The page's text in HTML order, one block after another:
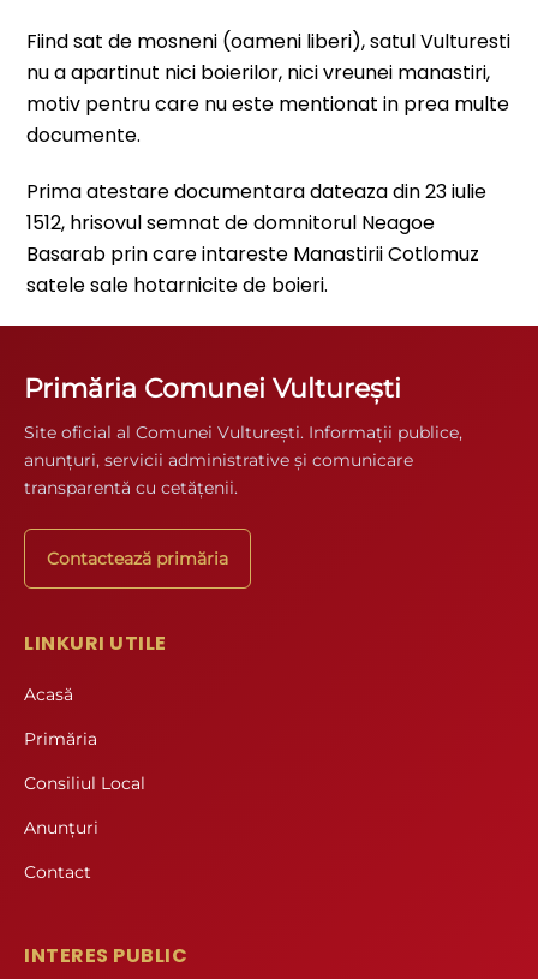
Fiind sat de mosneni (oameni liberi), satul Vulturesti
nu a apartinut nici boierilor, nici vreunei manastiri,
motiv pentru care nu este mentionat in prea multe
documente.
Prima atestare documentara dateaza din 23 iulie
1512, hrisovul semnat de domnitorul Neagoe
Basarab prin care intareste Manastirii Cotlomuz
satele sale hotarnicite de boieri.
Primăria Comunei Vulturești
Site oficial al Comunei Vulturești. Informații publice,
anunțuri, servicii administrative și comunicare
transparentă cu cetățenii.
Contactează primăria
LINKURI UTILE
Acasă
Primăria
Consiliul Local
Anunțuri
Contact
INTERES PUBLIC